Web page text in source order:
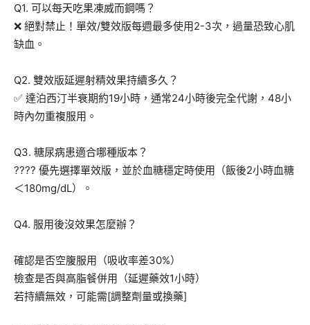
Q1. 可以每天吃果凍威而鋼嗎？
❌ 絕對禁止！單效/雙效版每週最多使用2-3次，過量恐致心肌
缺血。
Q2. 雙效版延遲射精效果持續多久？
✅ 達泊西汀半衰期約19小時，通常24小時後完全代謝，48小
時內勿重複服用。
Q3. 糖尿病患適合哪種版本？
???? 優先選擇單效版，並於血糖穩定時使用（飯後2小時血糖
＜180mg/dL）。
Q4. 服用後沒效果怎麼辦？
確認是否空腹服用（吸收率差30%）
檢查是否與高脂餐併用（延遲藥效1小時）
若持續無效，可能需[調整劑量或換藥]